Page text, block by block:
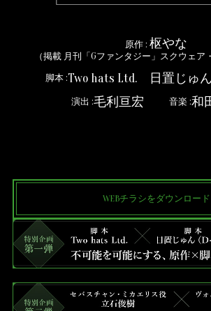
原作 :枢やな
（掲載 月刊「Gファンタジー」スクウェア
脚本 :Two hats Ltd. 日置じゅん
演出 :毛利亘宏 音楽 :和
WEBチラシをダウンロード